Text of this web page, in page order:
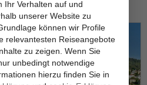
Ausflugsfahrten Lesvos